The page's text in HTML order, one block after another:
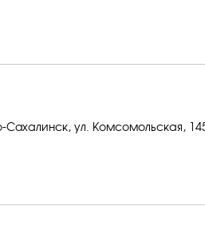
ул. Комсомольская,